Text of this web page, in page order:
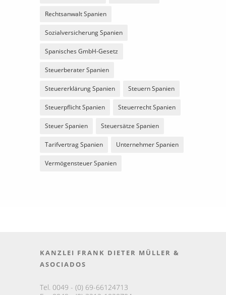
Rechtsanwalt Spanien
Sozialversicherung Spanien
Spanisches GmbH-Gesetz
Steuerberater Spanien
Steuererklärung Spanien Steuern Spanien
Steuerpflicht Spanien Steuerrecht Spanien
Steuer Spanien Steuersätze Spanien
Tarifvertrag Spanien Unternehmer Spanien
Vermögensteuer Spanien
KANZLEI FRANK DIETER MÜLLER &
ASOCIADOS
Tel. 0049 - (0) 69-66124713